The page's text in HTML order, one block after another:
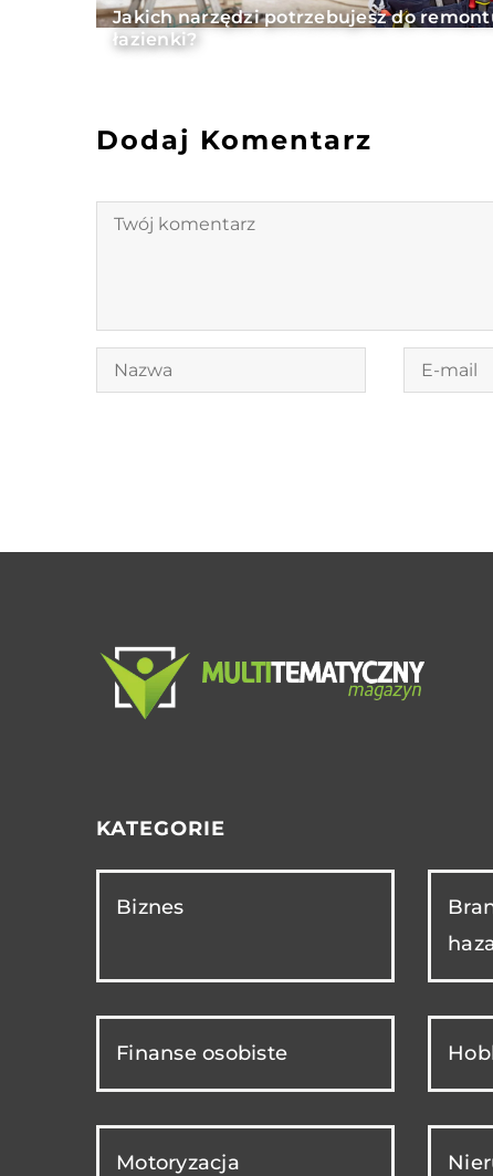
Jakich narzędzi potrzebujesz do
łazienki?
Dodaj Komentarz
KATEGORIE
Biznes
Finanse osobiste
Motoryzacja